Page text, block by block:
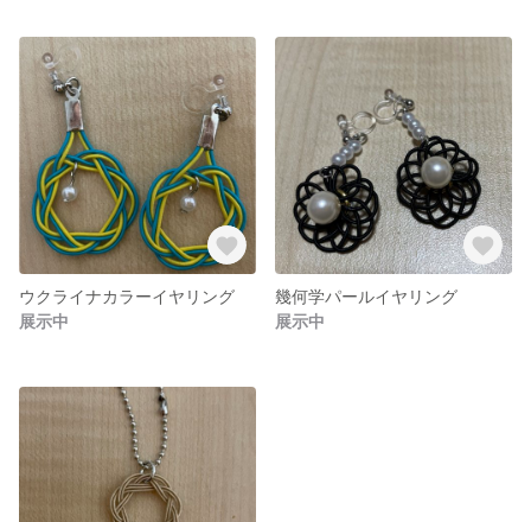
ウクライナカラーイヤリング
展示中
幾何学パールイヤリング
展示中